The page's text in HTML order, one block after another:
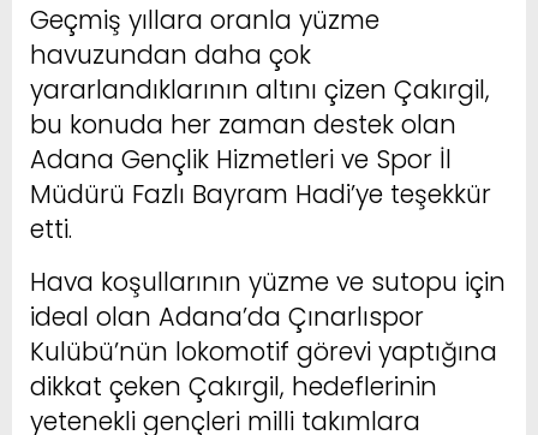
Geçmiş yıllara oranla yüzme
havuzundan daha çok
yararlandıklarının altını çizen Çakırgil,
bu konuda her zaman destek olan
Adana Gençlik Hizmetleri ve Spor İl
Müdürü Fazlı Bayram Hadi’ye teşekkür
etti.
Hava koşullarının yüzme ve sutopu için
ideal olan Adana’da Çınarlıspor
Kulübü’nün lokomotif görevi yaptığına
dikkat çeken Çakırgil, hedeflerinin
yetenekli gençleri milli takımlara